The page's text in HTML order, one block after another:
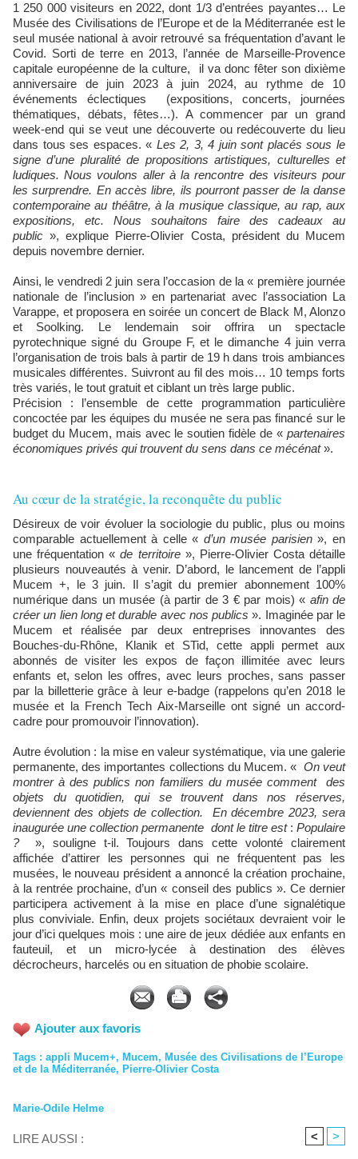
1 250 000 visiteurs en 2022, dont 1/3 d’entrées payantes… Le
Musée des Civilisations de l’Europe et de la Méditerranée est le
seul musée national à avoir retrouvé sa fréquentation d’avant le
Covid. Sorti de terre en 2013, l’année de Marseille-Provence
capitale européenne de la culture, il va donc fêter son dixième
anniversaire de juin 2023 à juin 2024, au rythme de 10
événements éclectiques (expositions, concerts, journées
thématiques, débats, fêtes…). A commencer par un grand
week-end qui se veut une découverte ou redécouverte du lieu
dans tous ses espaces. « Les 2, 3, 4 juin sont placés sous le
signe d’une pluralité de propositions artistiques, culturelles et
ludiques. Nous voulons aller à la rencontre des visiteurs pour
les surprendre. En accès libre, ils pourront passer de la danse
contemporaine au théâtre, à la musique classique, au rap, aux
expositions, etc. Nous souhaitons faire des cadeaux au
public », explique Pierre-Olivier Costa, président du Mucem
depuis novembre dernier.
Ainsi, le vendredi 2 juin sera l’occasion de la « première journée
nationale de l’inclusion » en partenariat avec l’association La
Varappe, et proposera en soirée un concert de Black M, Alonzo
et Soolking. Le lendemain soir offrira un spectacle
pyrotechnique signé du Groupe F, et le dimanche 4 juin verra
l’organisation de trois bals à partir de 19 h dans trois ambiances
musicales différentes. Suivront au fil des mois… 10 temps forts
très variés, le tout gratuit et ciblant un très large public.
Précision : l’ensemble de cette programmation particulière
concoctée par les équipes du musée ne sera pas financé sur le
budget du Mucem, mais avec le soutien fidèle de « partenaires
économiques privés qui trouvent du sens dans ce mécénat».
Au cœur de la stratégie, la reconquête du public
Désireux de voir évoluer la sociologie du public, plus ou moins
comparable actuellement à celle « d’un musée parisien», en
une fréquentation «de territoire», Pierre-Olivier Costa détaille
plusieurs nouveautés à venir. D’abord, le lancement de l’appli
Mucem +, le 3 juin. Il s’agit du premier abonnement 100%
numérique dans un musée (à partir de 3 € par mois) « afin de
créer un lien long et durable avec nos publics ». Imaginée par le
Mucem et réalisée par deux entreprises innovantes des
Bouches-du-Rhône, Klanik et STid, cette appli permet aux
abonnés de visiter les expos de façon illimitée avec leurs
enfants et, selon les offres, avec leurs proches, sans passer
par la billetterie grâce à leur e-badge (rappelons qu’en 2018 le
musée et la French Tech Aix-Marseille ont signé un accord-
cadre pour promouvoir l’innovation).
Autre évolution : la mise en valeur systématique, via une galerie
permanente, des importantes collections du Mucem. « On veut
montrer à des publics non familiers du musée comment des
objets du quotidien, qui se trouvent dans nos réserves,
deviennent des objets de collection. En décembre 2023, sera
inauguréeune collection permanente dont le titre est:Populaire
?», souligne t-il. Toujours dans cette volonté clairement
affichée d’attirer les personnes qui ne fréquentent pas les
musées, le nouveau président a annoncé la création prochaine,
à la rentrée prochaine, d’un « conseil des publics ». Ce dernier
participera activement à la mise en place d’une signalétique
plus conviviale. Enfin, deux projets sociétaux devraient voir le
jour d’ici quelques mois : une aire de jeux dédiée aux enfants en
fauteuil, et un micro-lycée à destination des élèves
décrocheurs, harcelés ou en situation de phobie scolaire.
Ajouter aux favoris
Tags : appli Mucem+, Mucem, Musée des Civilisations de l’Europe
et de la Méditerranée, Pierre-Olivier Costa
Marie-Odile Helme
LIRE AUSSI : < >